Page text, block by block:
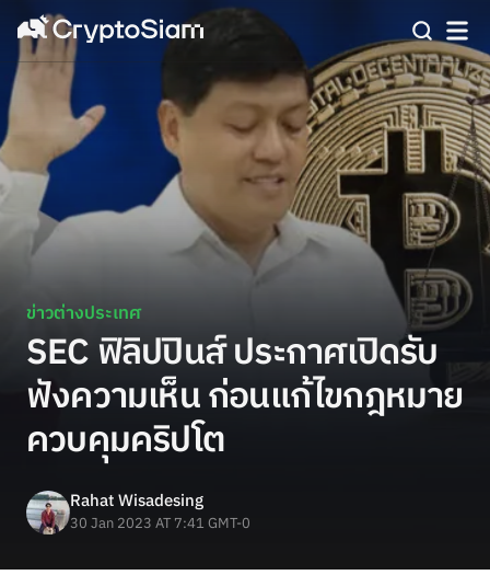
ข่าวต่างประเทศ
SEC ฟิลิปปินส์ ประกาศเปิดรับ
ฟังความเห็น ก่อนแก้ไขกฎหมาย
ควบคุมคริปโต
Rahat Wisadesing
30 Jan 2023 AT 7:41 GMT-0